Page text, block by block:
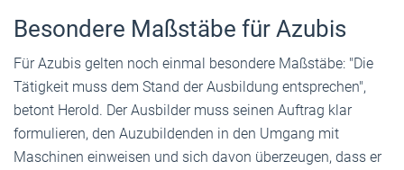
Besondere Maßstäbe für Azubis
Für Azubis gelten noch einmal besondere Maßstäbe: "Die
Tätigkeit muss dem Stand der Ausbildung entsprechen",
betont Herold. Der Ausbilder muss seinen Auftrag klar
formulieren, den Auzubildenden in den Umgang mit
Maschinen einweisen und sich davon überzeugen, dass er